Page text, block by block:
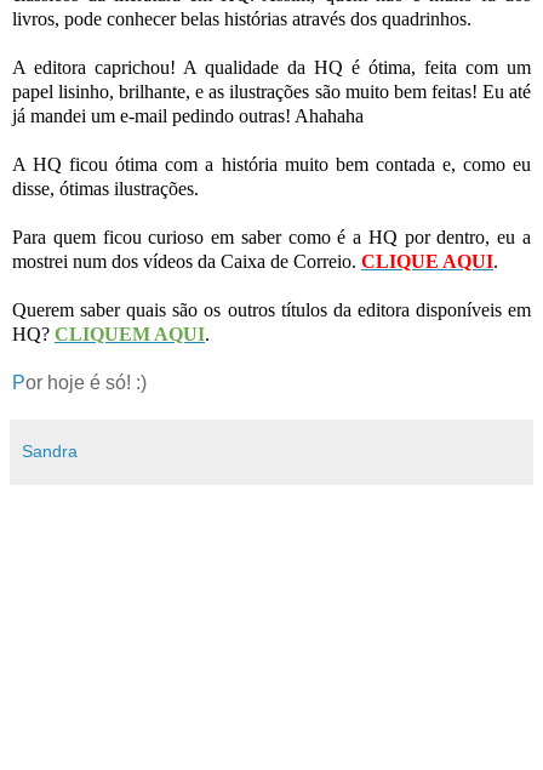
livros, pode conhecer belas histórias através dos quadrinhos.
A editora caprichou! A qualidade da HQ é ótima, feita com um
papel lisinho, brilhante, e as ilustrações são muito bem feitas! Eu até
já mandei um e-mail pedindo outras! Ahahaha
A HQ ficou ótima com a história muito bem contada e, como eu
disse, ótimas ilustrações.
Para quem ficou curioso em saber como é a HQ por dentro, eu a
mostrei num dos vídeos da Caixa de Correio. CLIQUE AQUI.
Querem saber quais são os outros títulos da editora disponíveis em
HQ? CLIQUEM AQUI.
Por hoje é só! :)
Sandra